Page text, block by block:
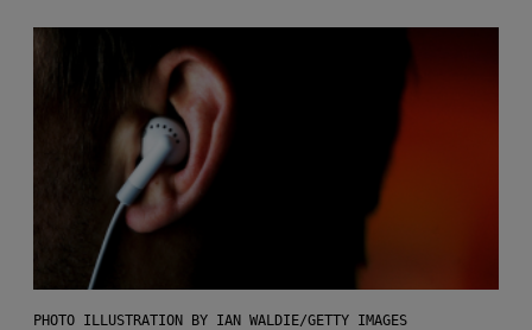
PHOTO ILLUSTRATION BY IAN WALDIE/GETTY IMAGES